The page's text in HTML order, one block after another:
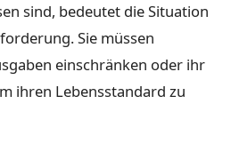
sind, bedeutet die Situation
Sie müssen
einschränken oder ihr
ihren Lebensstandard zu